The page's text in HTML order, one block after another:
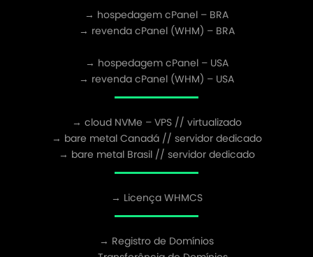
→ hospedagem cPanel – BRA
→ revenda cPanel (WHM) – BRA
→ hospedagem cPanel – USA
→ revenda cPanel (WHM) – USA
→ cloud NVMe – VPS // virtualizado
→ bare metal Canadá // servidor dedicado
→ bare metal Brasil // servidor dedicado
→ Licença WHMCS
→ Registro de Domínios